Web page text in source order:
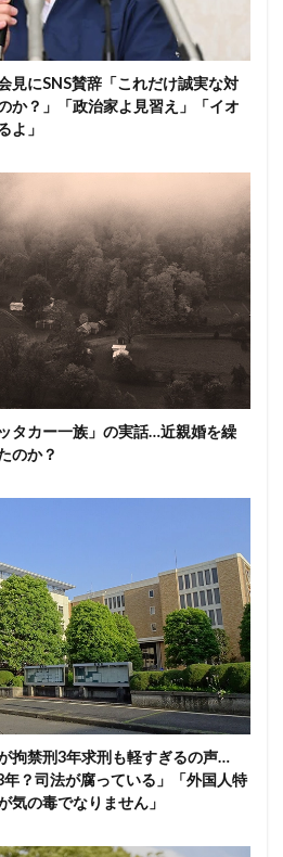
見にSNS賛辞「これだけ誠実な対
か？」「政治家よ見習え」「イオ
よ」
タカー一族」の実話…近親婚を繰
のか？
拘禁刑3年求刑も軽すぎるの声…
？司法が腐っている」「外国人特
気の毒でなりません」